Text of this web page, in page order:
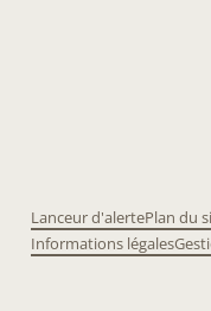
Lanceur d'alertePlan du
Informations légales